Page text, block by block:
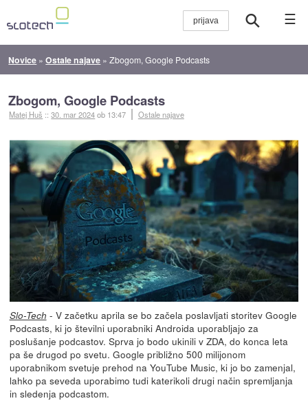
☰
Novice »Ostale najave »Zbogom, Google Podcasts
Zbogom, Google Podcasts
Matej Huš ::30. mar 2024ob 13:47 Ostale najave
Slo-Tech - V začetku aprila se bo začela poslavljati storitev Google
Podcasts, ki jo številni uporabniki Androida uporabljajo za
poslušanje podcastov. Sprva jo bodo ukinili v ZDA, do konca leta
pa še drugod po svetu. Google približno 500 milijonom
uporabnikom svetuje prehod na YouTube Music, ki jo bo zamenjal,
lahko pa seveda uporabimo tudi katerikoli drugi način spremljanja
in sledenja podcastom.